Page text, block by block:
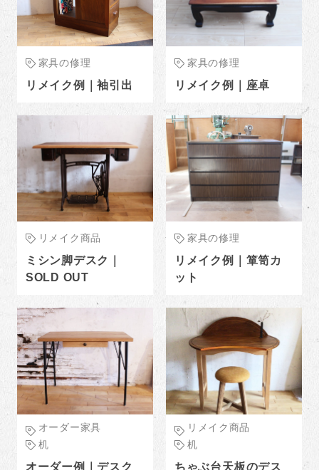
家具の修理
リメイク例｜袖引出
家具の修理
リメイク例｜座卓
リメイク商品
ミシン脚デスク｜
SOLD OUT
家具の修理
リメイク例｜箪笥カ
ット
オーダー家具
机
オーダー例｜デスク
リメイク商品
机
ちゃぶ台天板のデス